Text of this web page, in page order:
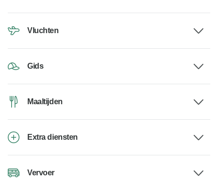
Vluchten
Gids
Maaltijden
Extra diensten
Vervoer